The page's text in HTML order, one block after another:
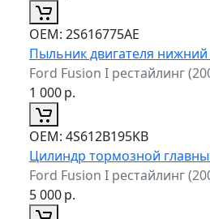
ОЕМ: 2S616775AE
Пыльник двигателя
Ford Fusion I рестайлинг
1 000р.
ОЕМ: 4S612B195KB
Цилиндр тормозной
Ford Fusion I рестайлинг
5 000р.